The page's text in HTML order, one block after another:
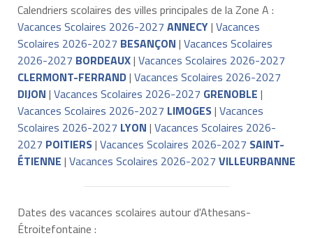
Calendriers scolaires des villes principales de la Zone A :
Vacances Scolaires 2026-2027 ANNECY| Vacances
Scolaires 2026-2027 BESANÇON | Vacances Scolaires
2026-2027 BORDEAUX| Vacances Scolaires 2026-2027
CLERMONT-FERRAND| Vacances Scolaires 2026-2027
DIJON | Vacances Scolaires 2026-2027 GRENOBLE |
Vacances Scolaires 2026-2027 LIMOGES| Vacances
Scolaires 2026-2027 LYON | Vacances Scolaires 2026-
2027 POITIERS| Vacances Scolaires 2026-2027 SAINT-
ÉTIENNE | Vacances Scolaires 2026-2027 VILLEURBANNE
Dates des vacances scolaires autour d'Athesans-
Étroitefontaine :